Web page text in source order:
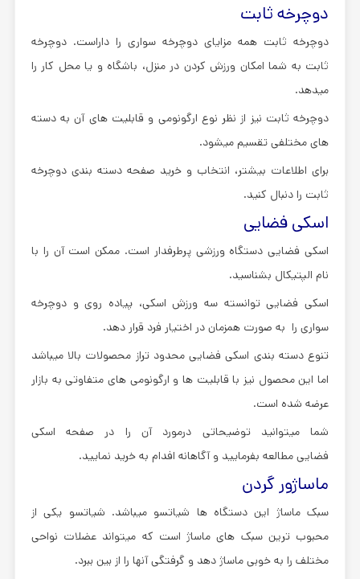
دوچرخه ثابت
دوچرخه ثابت همه مزایای دوچرخه سواری را داراست. دوچرخه
ثابت به شما امکان ورزش کردن در منزل، باشگاه و یا محل کار را
میدهد.
دوچرخه ثابت نیز از نظر نوع ارگونومی و قابلیت های آن به دسته
های مختلفی تقسیم میشود.
برای اطلاعات بیشتر، انتخاب و خرید صفحه دسته بندی دوچرخه
ثابت را دنبال کنید.
اسکی فضایی
اسکی فضایی دستگاه ورزشی پرطرفدار است. ممکن است آن را با
نام الپتیکال بشناسید.
اسکی فضایی توانسته سه ورزش اسکی، پیاده روی و دوچرخه
سواری را به صورت همزمان در اختیار فرد قرار دهد.
تنوع دسته بندی اسکی فضایی محدود تراز محصولات بالا میباشد
اما این محصول نیز با قابلیت ها و ارگونومی های متفاوتی به بازار
عرضه شده است.
شما میتوانید توضیحاتی درمورد آن را در صفحه اسکی
فضایی مطالعه بفرمایید و آگاهانه افدام به خرید نمایید.
ماساژور گردن
سبک ماساژ این دستگاه ها شیاتسو میباشد. شیاتسو یکی از
محبوب ترین سبک های ماساژ است که میتواند عضلات نواحی
مختلف را به خوبی ماساژ دهد و گرفتگی آنها را از بین ببرد.